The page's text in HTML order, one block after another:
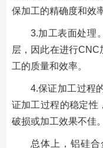
保加工的精确度和效率
3.加工表面处理
层，因此在进行
工的质量和效率。
4.保证加工过程
证加工过程的稳定性
破损或加工效果不佳。
总体上，铝硅